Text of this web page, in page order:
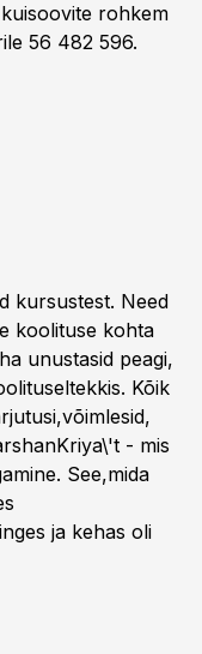
rohkem
56 482 596.
kursustest. Need
koolituse kohta
unustasid peagi,
Kõik
- mis
See,mida
ja kehas oli